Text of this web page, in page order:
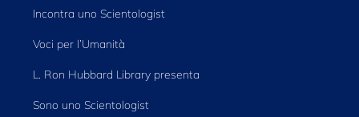
Incontra uno Scientologist
Voci per l’Umanità
L. Ron Hubbard Library presenta
Sono uno Scientologist